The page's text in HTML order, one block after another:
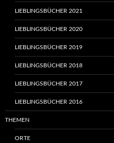
LIEBLINGSBÜCHER 2021
LIEBLINGSBÜCHER 2020
LIEBLINGSBÜCHER 2019
LIEBLINGSBÜCHER 2018
LIEBLINGSBÜCHER 2017
LIEBLINGSBÜCHER 2016
THEMEN
ORTE